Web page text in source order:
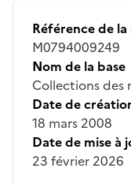
Référence de
M0794009249
Nom de la base
Collections des
Date de
18 mars 2008
Date de mise à
23 février 2026